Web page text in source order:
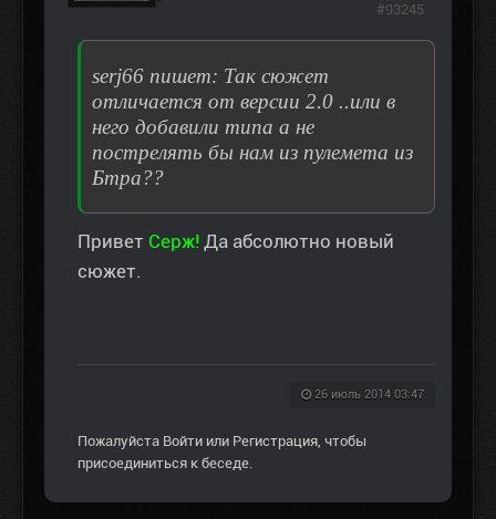
serj66 пишет: Так сюжет
отличается от версии 2.0 ..или в
него добавили типа а не
пострелять бы нам из пулемета из
Бтра??
Привет Серж! Да абсолютно новый
сюжет.
26 июль 2014 03:47
#93245
Пожалуйста Войти или Регистрация, чтобы
присоединиться к беседе.